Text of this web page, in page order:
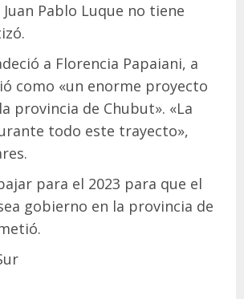
Pablo Luque no tiene
a Florencia Papaiani, a
como «un enorme proyecto
provincia de Chubut». «La
todo este trayecto»,
para el 2023 para que el
gobierno en la provincia de